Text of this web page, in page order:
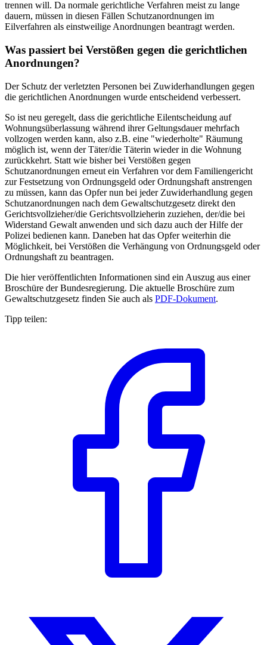
trennen will. Da normale gerichtliche Verfahren meist zu lange
dauern, müssen in diesen Fällen Schutzanordnungen im
Eilverfahren als einstweilige Anordnungen beantragt werden.
Was passiert bei Verstößen gegen die gerichtlichen
Anordnungen?
Der Schutz der verletzten Personen bei Zuwiderhandlungen gegen
die gerichtlichen Anordnungen wurde entscheidend verbessert.
So ist neu geregelt, dass die gerichtliche Eilentscheidung auf
Wohnungsüberlassung während ihrer Geltungsdauer mehrfach
vollzogen werden kann, also z.B. eine "wiederholte" Räumung
möglich ist, wenn der Täter/die Täterin wieder in die Wohnung
zurückkehrt. Statt wie bisher bei Verstößen gegen
Schutzanordnungen erneut ein Verfahren vor dem Familiengericht
zur Festsetzung von Ordnungsgeld oder Ordnungshaft anstrengen
zu müssen, kann das Opfer nun bei jeder Zuwiderhandlung gegen
Schutzanordnungen nach dem Gewaltschutzgesetz direkt den
Gerichtsvollzieher/die Gerichtsvollzieherin zuziehen, der/die bei
Widerstand Gewalt anwenden und sich dazu auch der Hilfe der
Polizei bedienen kann. Daneben hat das Opfer weiterhin die
Möglichkeit, bei Verstößen die Verhängung von Ordnungsgeld oder
Ordnungshaft zu beantragen.
Die hier veröffentlichten Informationen sind ein Auszug aus einer
Broschüre der Bundesregierung. Die aktuelle Broschüre zum
Gewaltschutzgesetz finden Sie auch als PDF-Dokument.
Tipp teilen: